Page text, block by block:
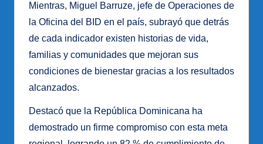
Mientras, Miguel Barruze, jefe de Operaciones de
la Oficina del BID en el país, subrayó que detrás
de cada indicador existen historias de vida,
familias y comunidades que mejoran sus
condiciones de bienestar gracias a los resultados
alcanzados.
Destacó que la República Dominicana ha
demostrado un firme compromiso con esta meta